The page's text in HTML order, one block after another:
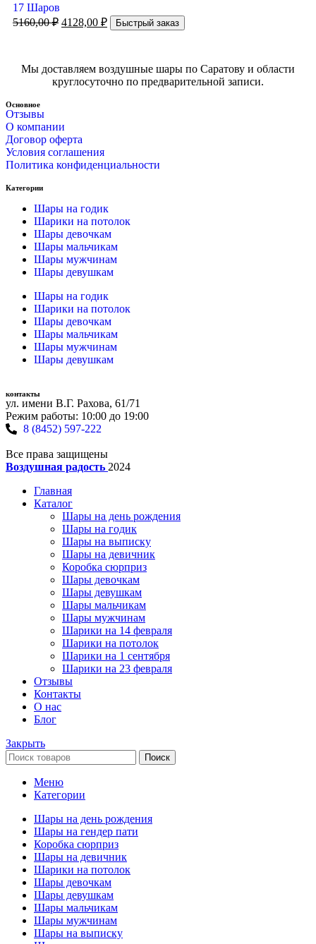
17 Шаров
5160,00₽ 4128,00 ₽ Быстрый заказ
Мы доставляем воздушные шары по Саратову и области
круглосуточно по предварительной записи.
Основное
Отзывы
О компании
Договор оферта
Условия соглашения
Политика конфиденциальности
Категории
Шары на годик
Шарики на потолок
Шары девочкам
Шары мальчикам
Шары мужчинам
Шары девушкам
Шары на годик
Шарики на потолок
Шары девочкам
Шары мальчикам
Шары мужчинам
Шары девушкам
контакты
ул. имени В.Г. Рахова, 61/71
Режим работы: 10:00 до 19:00
8 (8452) 597-222
Все права защищены
Воздушная радость 2024
Главная
Каталог
Шары на день рождения
Шары на годик
Шары на выписку
Шары на девичник
Коробка сюрприз
Шары девочкам
Шары девушкам
Шары мальчикам
Шары мужчинам
Шарики на 14 февраля
Шарики на потолок
Шарики на 1 сентября
Шарики на 23 февраля
Отзывы
Контакты
О нас
Блог
Закрыть
Поиск
Меню
Категории
Шары на день рождения
Шары на гендер пати
Коробка сюрприз
Шары на девичник
Шарики на потолок
Шары девочкам
Шары девушкам
Шары мальчикам
Шары мужчинам
Шары на выписку